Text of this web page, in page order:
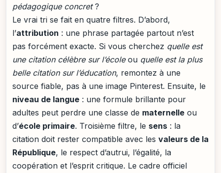
pédagogique concret?
Le vrai tri se fait en quatre filtres. D’abord,
l’attribution : une phrase partagée partout n’est
pas forcément exacte. Si vous cherchez quelle est
une citation célèbre sur l’écoleou quelle est la plus
belle citation sur l’éducation, remontez à une
source fiable, pas à une image Pinterest. Ensuite, le
niveau de langue : une formule brillante pour
adultes peut perdre une classe de maternelle ou
d’école primaire. Troisième filtre, le sens : la
citation doit rester compatible avec les valeurs de la
République, le respect d’autrui, l’égalité, la
coopération et l’esprit critique. Le cadre officiel